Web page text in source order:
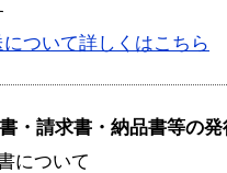
について詳しくはこちら
・請求書・納品書等の
について